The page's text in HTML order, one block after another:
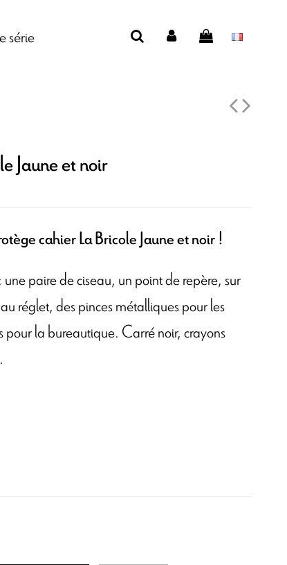
série
Jaune et noir
cahier La Bricole Jaune et noir !
une paire de ciseau, un point de repère, sur
réglet, des pinces métalliques pour les
la bureautique. Carré noir, crayons